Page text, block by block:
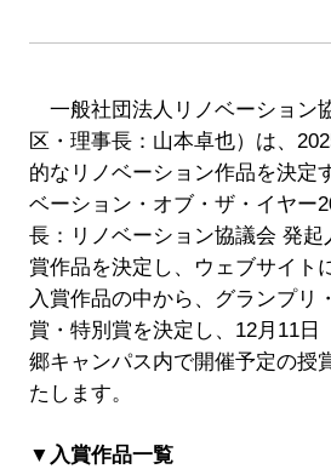
一般社団法人リノベーション
区・理事長：山本卓也）は、
的なリノベーション作品を決定
ベーション・オブ・ザ・イヤー
長：リノベーション協議会 発起
賞作品を決定し、ウェブサイト
入賞作品の中から、グランプリ
賞・特別賞を決定し、12月11日
郷キャンパス内で開催予定の授
たします。
▼入賞作品一覧